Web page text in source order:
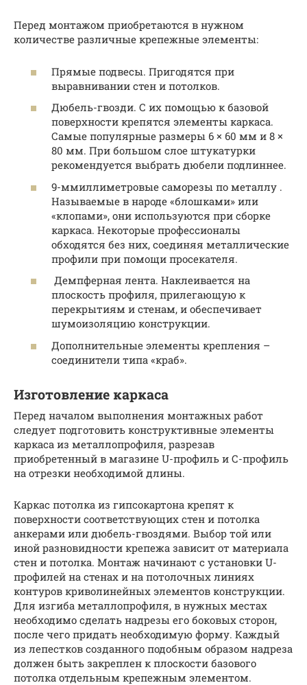
Перед монтажом приобретаются в нужном
количестве различные крепежные элементы:
Прямые подвесы. Пригодятся при
выравнивании стен и потолков.
Дюбель-гвозди. С их помощью к базовой
поверхности крепятся элементы каркаса.
Самые популярные размеры 6 × 60 мм и 8 ×
80 мм. При большом слое штукатурки
рекомендуется выбрать дюбели подлиннее.
9-ммиллиметровые саморезы по металлу .
Называемые в народе «блошками» или
«клопами», они используются при сборке
каркаса. Некоторые профессионалы
обходятся без них, соединяя металлические
профили при помощи просекателя.
Демпферная лента. Наклеивается на
плоскость профиля, прилегающую к
перекрытиям и стенам, и обеспечивает
шумоизоляцию конструкции.
Дополнительные элементы крепления –
соединители типа «краб».
Изготовление каркаса
Перед началом выполнения монтажных работ
следует подготовить конструктивные элементы
каркаса из металлопрофиля, разрезав
приобретенный в магазине U-профиль и С-профиль
на отрезки необходимой длины.
Каркас потолка из гипсокартона крепят к
поверхности соответствующих стен и потолка
анкерами или дюбель-гвоздями. Выбор той или
иной разновидности крепежа зависит от материала
стен и потолка. Монтаж начинают с установки U-
профилей на стенах и на потолочных линиях
контуров криволинейных элементов конструкции.
Для изгиба металлопрофиля, в нужных местах
необходимо сделать надрезы его боковых сторон,
после чего придать необходимую форму. Каждый
из лепестков созданного подобным образом надреза
должен быть закреплен к плоскости базового
потолка отдельным крепежным элементом.